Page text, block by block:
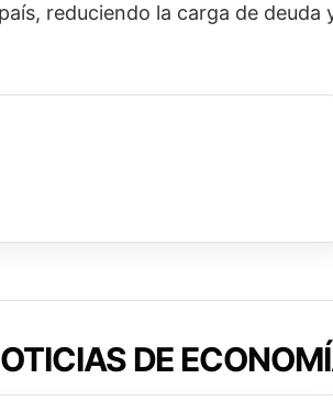
reduciendo la carga de deuda
DE